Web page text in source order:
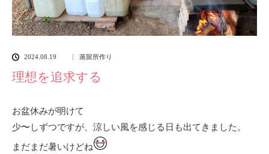
2024.08.19 蒸留所作り
理想を追求する
お盆休みが明けて
少〜しずつですが、涼しい風を感じる日も出てきました。
まだまだ暑いけどね